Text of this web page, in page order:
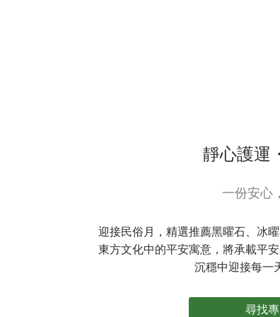
靜心護運
一份安心
迎接民俗月，精選推薦黑曜石、冰
東方文化中的平安寓意，將承載平
沉穩中迎接每一
尋找